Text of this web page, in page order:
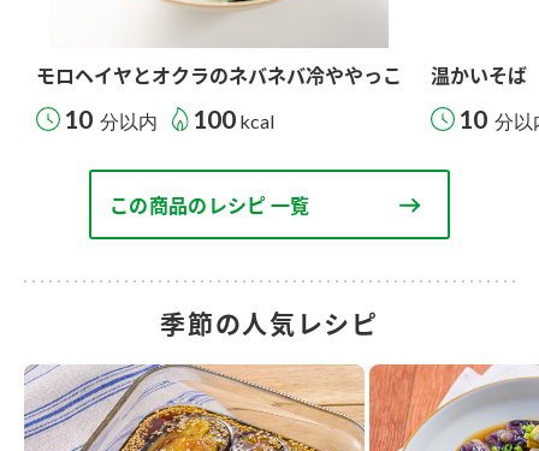
モロヘイヤとオクラのネバネバ冷ややっこ
10 分以内 100 kcal
温かいそば
10 分以
この商品のレシピ 一覧
季節の人気レシピ